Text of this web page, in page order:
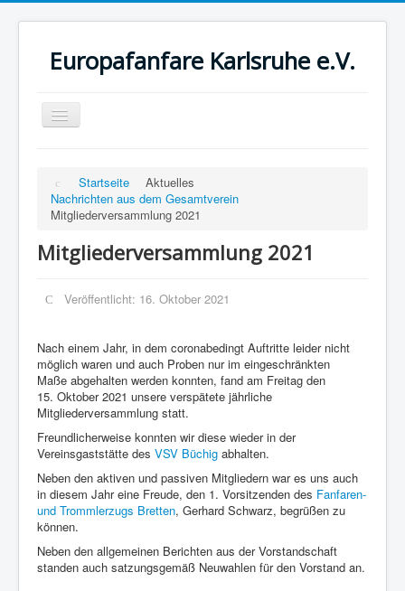
Europafanfare Karlsruhe e.V.
Toggle
Navigation
Startseite
Aktuelles
Nachrichten aus dem Gesamtverein
Mitgliederversammlung 2021
Mitgliederversammlung 2021
Veröffentlicht: 16. Oktober 2021
Nach einem Jahr, in dem coronabedingt Auftritte leider nicht
möglich waren und auch Proben nur im eingeschränkten
Maße abgehalten werden konnten, fand am Freitag den
15. Oktober 2021 unsere verspätete jährliche
Mitgliederversammlung statt.
Freundlicherweise konnten wir diese wieder in der
Vereinsgaststätte des VSV Büchig abhalten.
Neben den aktiven und passiven Mitgliedern war es uns auch
in diesem Jahr eine Freude, den 1. Vorsitzenden des Fanfaren-
und Trommlerzugs Bretten, Gerhard Schwarz, begrüßen zu
können.
Neben den allgemeinen Berichten aus der Vorstandschaft
standen auch satzungsgemäß Neuwahlen für den Vorstand an.